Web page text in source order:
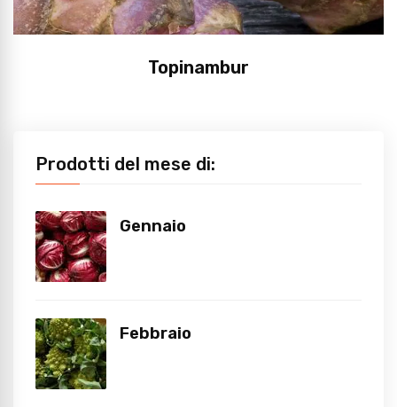
Topinambur
Prodotti del mese di:
Gennaio
Febbraio